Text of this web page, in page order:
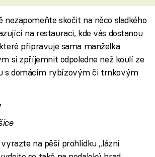
nezapomeňte skočit na něco sladkého
na restauraci, kde vás dostanou
připravuje sama manželka
si zpříjemnit odpoledne než koulí ze
s domácím rybízovým či trnkovým
na pěší prohlídku „lázní